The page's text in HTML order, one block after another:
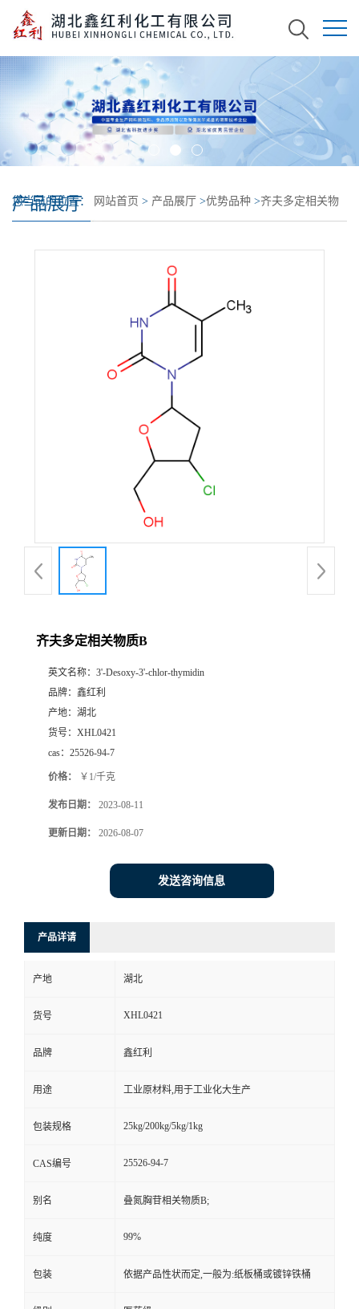
产品展厅
您当前的位置： 网站首页 > 产品展厅 >优势品种 >齐夫多定相关物
齐夫多定相关物质B
英文名称： 3'-Desoxy-3'-chlor-thymidin
品牌： 鑫红利
产地： 湖北
货号： XHL0421
cas： 25526-94-7
价格： ￥1/千克
发布日期： 2023-08-11
更新日期： 2026-08-07
发送咨询信息
产品详请
产地 湖北
货号 XHL0421
品牌 鑫红利
用途 工业原材料,用于工业化大生产
包装规格 25kg/200kg/5kg/1kg
CAS编号 25526-94-7
别名 叠氮胸苷相关物质B;
纯度 99%
包装 依据产品性状而定,一般为:纸板桶或镀锌铁桶